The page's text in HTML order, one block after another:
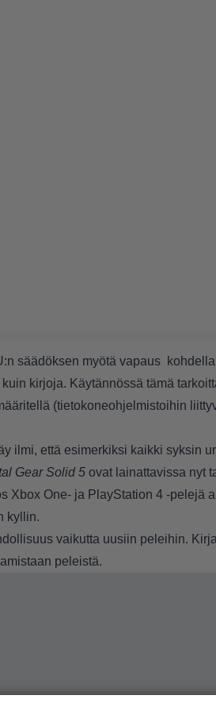
säädöksen myötä vapaus
kirjoja. Käytännössä tämä
(tietokoneohjelmistoihin
ilmi, että esimerkiksi kaikki syksin
Gear Solid 5 ovat lainattavissa nyt
Xbox One- ja PlayStation 4 -pelejä
kyllin.
vaikutta uusiin peleihin.
peleistä.